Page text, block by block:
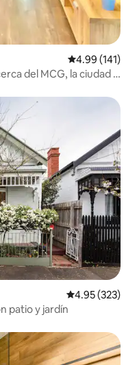
Calificación
4.99 (141)
del MCG, la ciudad y
Calificación
4.95 (323)
patio y jardín